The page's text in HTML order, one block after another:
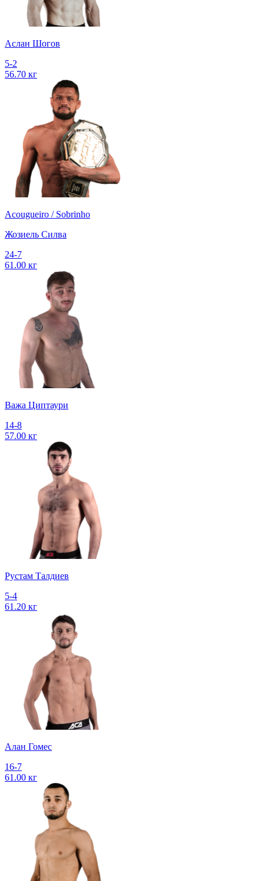
Аслан Шогов
5-2
56.70 кг
Acougueiro / Sobrinho
Жозиель Силва
24-7
61.00 кг
Важа Циптаури
14-8
57.00 кг
Рустам Талдиев
5-4
61.20 кг
Алан Гомес
16-7
61.00 кг